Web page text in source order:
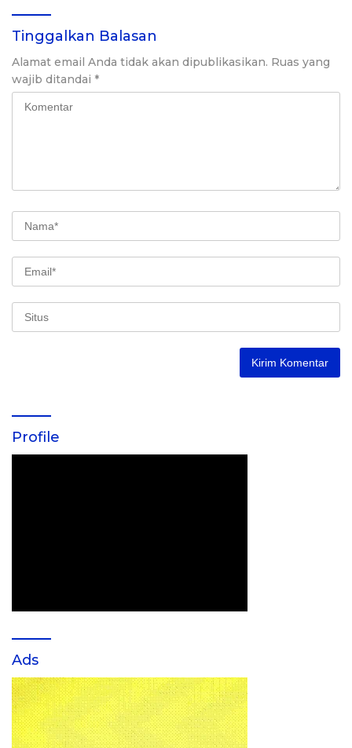
Tinggalkan Balasan
Alamat email Anda tidak akan dipublikasikan. Ruas yang
wajib ditandai *
Profile
Ads